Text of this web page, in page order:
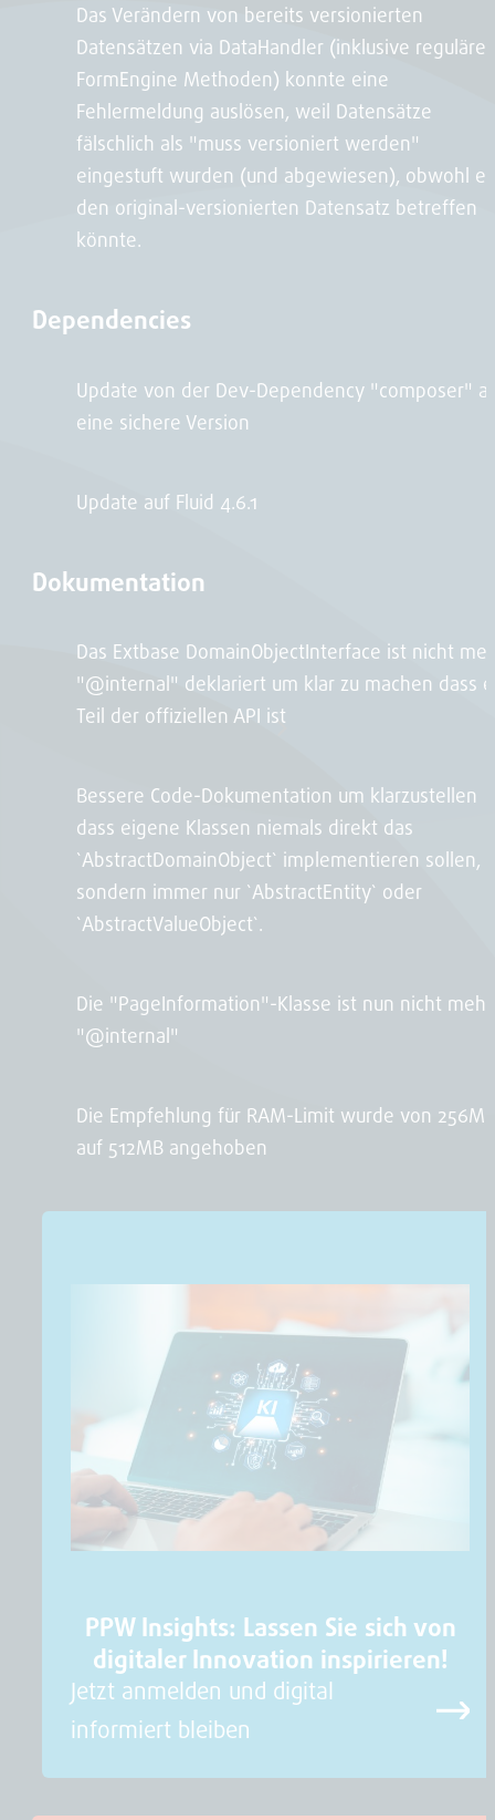
Das Verändern von bereits versionierten
Datensätzen via DataHandler (inklusive regulärer
FormEngine Methoden) konnte eine
Fehlermeldung auslösen, weil Datensätze
fälschlich als "muss versioniert werden"
eingestuft wurden (und abgewiesen), obwohl es
den original-versionierten Datensatz betreffen
könnte.
Dependencies
Update von der Dev-Dependency "composer"
eine sichere Version
Update auf Fluid 4.6.1
Dokumentation
Das Extbase DomainObjectInterface ist nicht
"@internal" deklariert um klar zu machen dass
Teil der offiziellen API ist
Bessere Code-Dokumentation um klarzustellen
dass eigene Klassen niemals direkt das
`AbstractDomainObject` implementieren sollen,
sondern immer nur `AbstractEntity` oder
`AbstractValueObject`.
Die "PageInformation"-Klasse ist nun nicht mehr
"@internal"
Die Empfehlung für RAM-Limit wurde von 256MB
auf 512MB angehoben
PPW Insights: Lassen Sie sich von
digitaler Innovation inspirieren!
Jetzt anmelden und digital
informiert bleiben